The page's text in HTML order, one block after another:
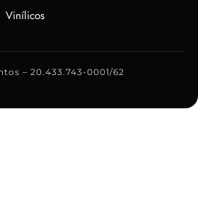
Vinílicos
– 20.433.743-0001/62